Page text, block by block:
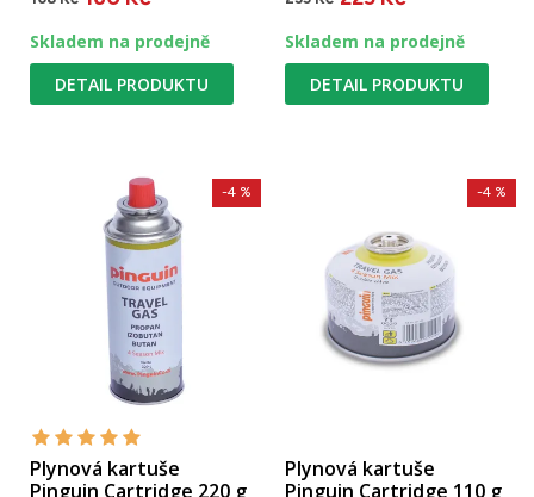
Skladem na prodejně
DETAIL PRODUKTU
Skladem na prodejně
DETAIL PRODUKTU
Plynová kartuše
Pinguin Cartridge 220 g
-4 %
Plynová kartuše
Pinguin Cartridge 110 g
-4 %